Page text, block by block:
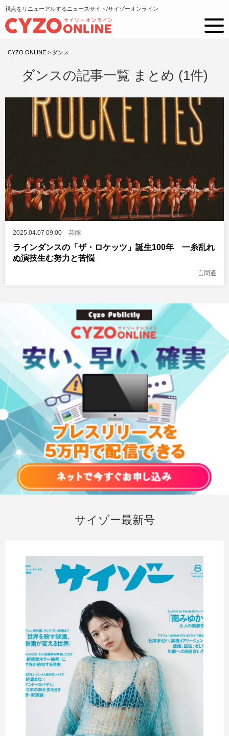
視点をリニューアルするニュースサイト/サイゾーオンライン
CYZO ONLINE > ダンス
ダンスの記事一覧 まとめ (1件)
2025.04.07 09:00 芸能
ラインダンスの「ザ・ロケッツ」誕生100年 一糸乱れ
ぬ演技生む努力と苦悩
言問通
サイゾー最新号